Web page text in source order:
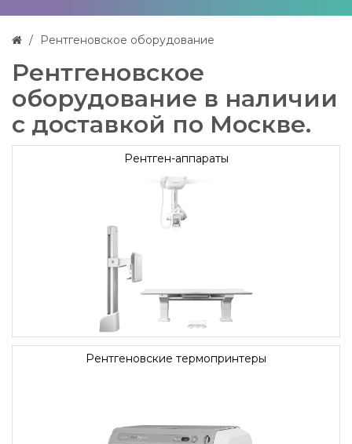
Рентгеновское оборудование
Рентгеновское
оборудование в наличии
с доставкой по Москве.
Рентген-аппараты
Рентгеновские термопринтеры